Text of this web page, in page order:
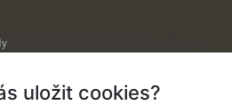
komise pro UNESCO
uložit cookies?